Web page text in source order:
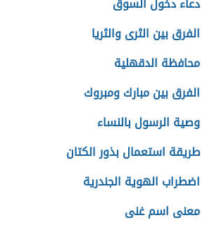
الفرق بين الثرى والثريا
محافظة الدقهلية
الفرق بين مبارك ومبروك
وصية الرسول بالنساء
طريقة استعمال بذور الكتان
اضطراب الهوية الجندرية
معنى اسم غنى